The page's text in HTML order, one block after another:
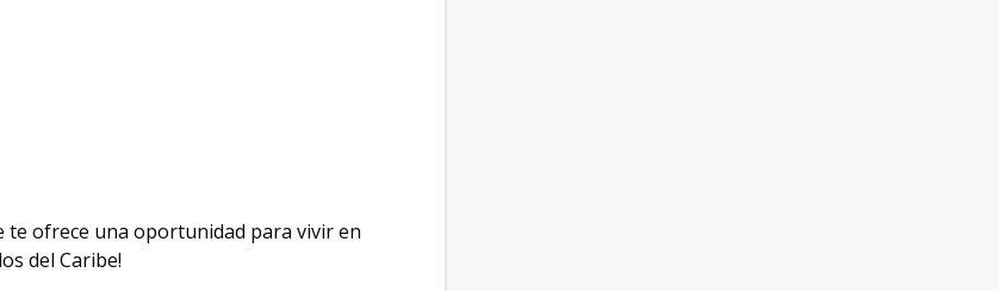
te ofrece una oportunidad para vivir en
del Caribe!